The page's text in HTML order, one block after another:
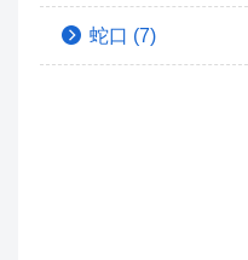
蛇口 (7)